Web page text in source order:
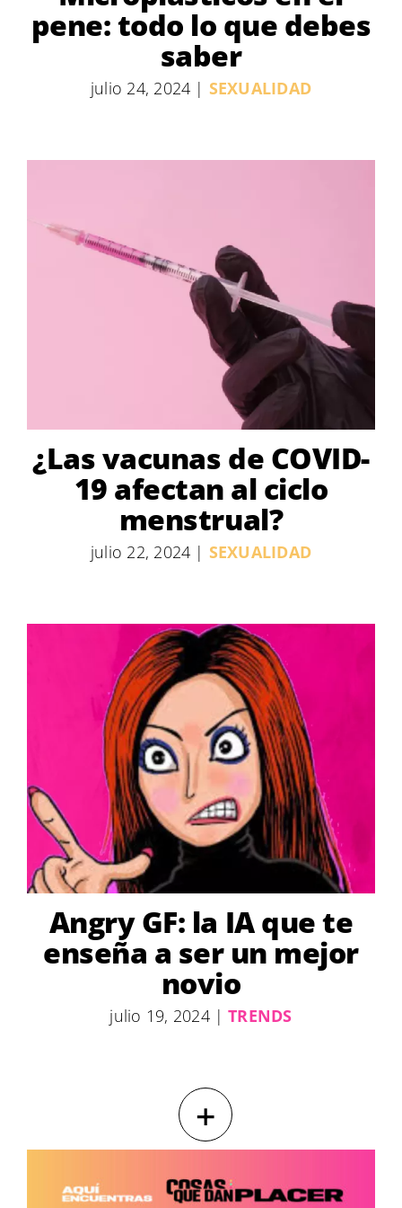
pene: todo lo que debes
saber
julio 24, 2024 | SEXUALIDAD
¿Las vacunas de COVID-
19 afectan al ciclo
menstrual?
julio 22, 2024 | SEXUALIDAD
Angry GF: la IA que te
enseña a ser un mejor
novio
julio 19, 2024 | TRENDS
+